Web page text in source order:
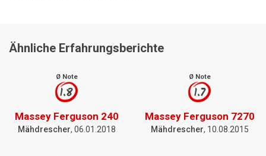
Ähnliche Erfahrungsberichte
Ø Note
1.8
Massey Ferguson 240
Mähdrescher, 06.01.2018
Ø Note
1.7
Massey Ferguson 7270
Mähdrescher, 10.08.2015